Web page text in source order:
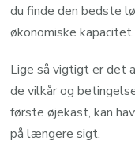
du finde den bedste
økonomiske kapacitet.
Lige så vigtigt er det
de vilkår og
første øjekast, kan
på længere sigt.